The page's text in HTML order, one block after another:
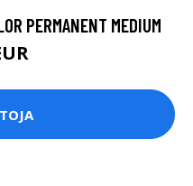
PERMANENT MEDIUM